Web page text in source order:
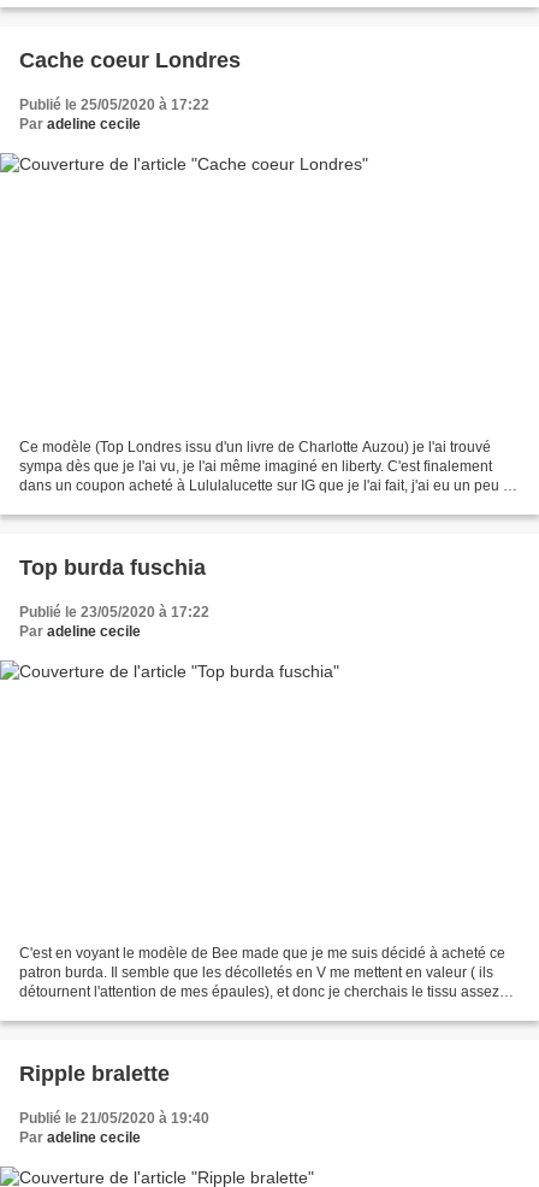
Cache coeur Londres
Publié le 25/05/2020 à 17:22
Par adeline cecile
Ce modèle (Top Londres issu d'un livre de Charlotte Auzou) je l'ai trouvé
sympa dès que je l'ai vu, je l'ai même imaginé en liberty. C'est finalement
dans un coupon acheté à Lululalucette sur IG que je l'ai fait, j'ai eu un peu de
Top burda fuschia
Publié le 23/05/2020 à 17:22
Par adeline cecile
C'est en voyant le modèle de Bee made que je me suis décidé à acheté ce
patron burda. Il semble que les décolletés en V me mettent en valeur ( ils
détournent l'attention de mes épaules), et donc je cherchais le tissu assez
Ripple bralette
Publié le 21/05/2020 à 19:40
Par adeline cecile